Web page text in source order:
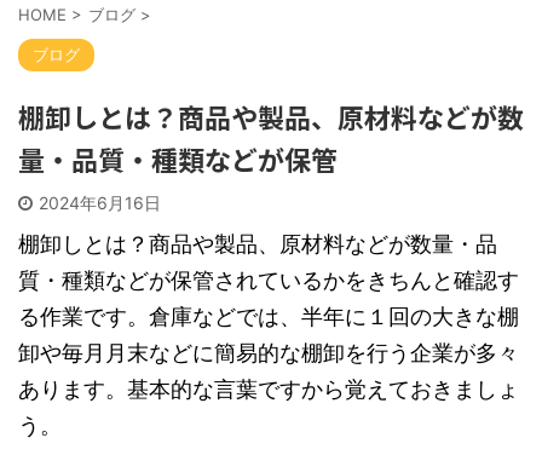
HOME > ブログ >
ブログ
棚卸しとは？商品や製品、原材料などが数
量・品質・種類などが保管
2024年6月16日
棚卸しとは？商品や製品、原材料などが数量・品
質・種類などが保管されているかをきちんと確認す
る作業です。倉庫などでは、半年に１回の大きな棚
卸や毎月月末などに簡易的な棚卸を行う企業が多々
あります。基本的な言葉ですから覚えておきましょ
う。